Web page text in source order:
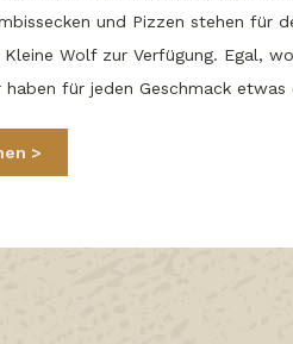
und Pizzen stehen für
Wolf zur Verfügung. Egal,
für jeden Geschmack etwas